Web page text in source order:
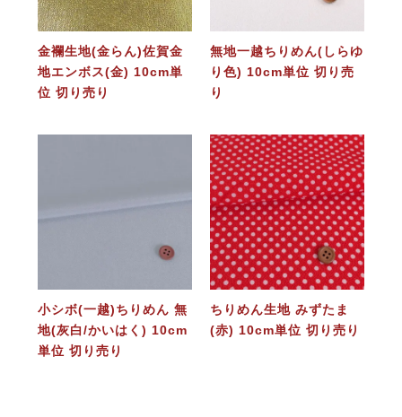
金襴生地(金らん)佐賀金
地エンボス(金) 10cm単
位 切り売り
無地一越ちりめん(しらゆ
り色) 10cm単位 切り売
り
小シボ(一越)ちりめん 無
地(灰白/かいはく) 10cm
単位 切り売り
ちりめん生地 みずたま
(赤) 10cm単位 切り売り